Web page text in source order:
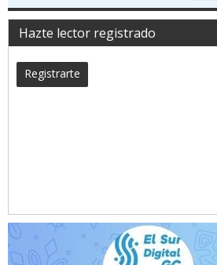
Hazte lector registrado
Registrarte